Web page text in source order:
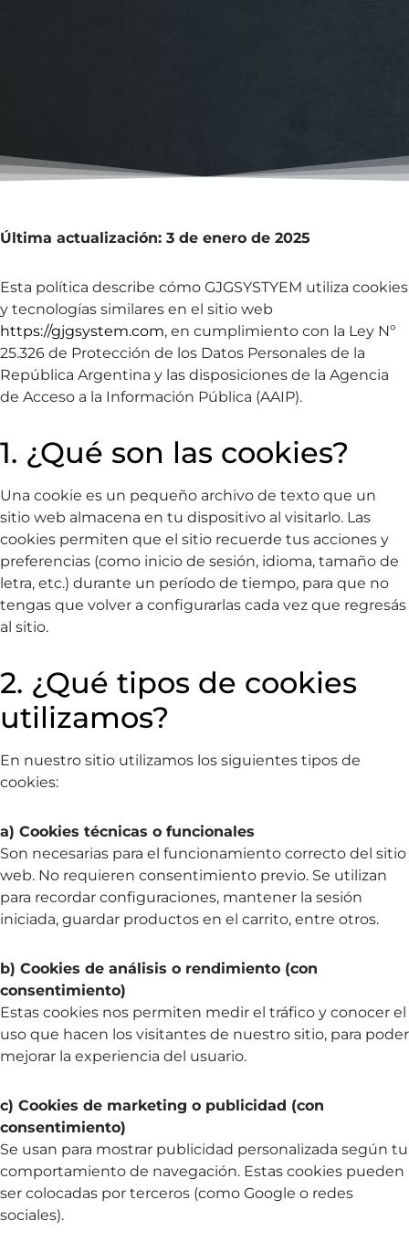
Última actualización: 3 de enero de 2025
Esta política describe cómo GJGSYSTYEM utiliza cookies
y tecnologías similares en el sitio web
https://gjgsystem.com, en cumplimiento con la Ley Nº
25.326 de Protección de los Datos Personales de la
República Argentina y las disposiciones de la Agencia
de Acceso a la Información Pública (AAIP).
1. ¿Qué son las cookies?
Una cookie es un pequeño archivo de texto que un
sitio web almacena en tu dispositivo al visitarlo. Las
cookies permiten que el sitio recuerde tus acciones y
preferencias (como inicio de sesión, idioma, tamaño de
letra, etc.) durante un período de tiempo, para que no
tengas que volver a configurarlas cada vez que regresás
al sitio.
2. ¿Qué tipos de cookies
utilizamos?
En nuestro sitio utilizamos los siguientes tipos de
cookies:
a) Cookies técnicas o funcionales
Son necesarias para el funcionamiento correcto del sitio
web. No requieren consentimiento previo. Se utilizan
para recordar configuraciones, mantener la sesión
iniciada, guardar productos en el carrito, entre otros.
b) Cookies de análisis o rendimiento (con
consentimiento)
Estas cookies nos permiten medir el tráfico y conocer el
uso que hacen los visitantes de nuestro sitio, para poder
mejorar la experiencia del usuario.
c) Cookies de marketing o publicidad (con
consentimiento)
Se usan para mostrar publicidad personalizada según tu
comportamiento de navegación. Estas cookies pueden
ser colocadas por terceros (como Google o redes
sociales).